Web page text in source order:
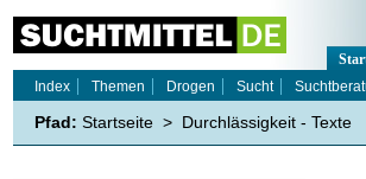
Index
Themen Drogen Sucht
Pfad: Startseite > Durchlässigkeit - Texte